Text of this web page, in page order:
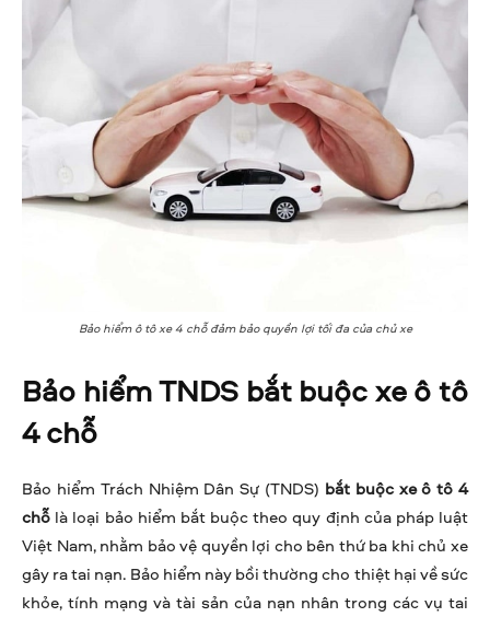
Bảo hiểm ô tô xe 4 chỗ đảm bảo quyền lợi tối đa của chủ xe
Bảo hiểm TNDS bắt buộc xe ô tô
4 chỗ
Bảo hiểm Trách Nhiệm Dân Sự (TNDS) bắt buộc xe ô tô 4
chỗ là loại bảo hiểm bắt buộc theo quy định của pháp luật
Việt Nam, nhằm bảo vệ quyền lợi cho bên thứ ba khi chủ xe
gây ra tai nạn. Bảo hiểm này bồi thường cho thiệt hại về sức
khỏe, tính mạng và tài sản của nạn nhân trong các vụ tai